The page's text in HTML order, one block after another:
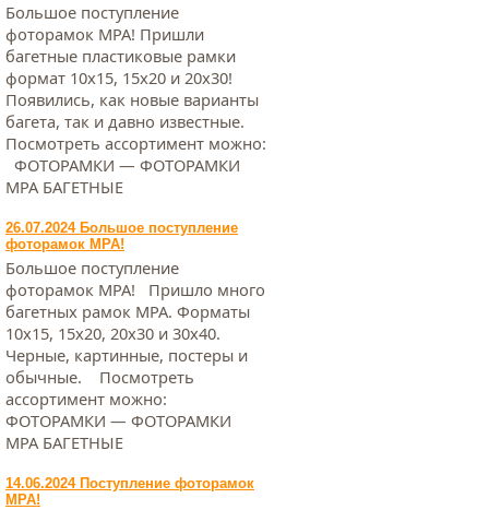
Большое поступление
фоторамок МРА! Пришли
багетные пластиковые рамки
формат 10х15, 15х20 и 20х30!
Появились, как новые варианты
багета, так и давно известные.
Посмотреть ассортимент можно:
ФОТОРАМКИ — ФОТОРАМКИ
МРА БАГЕТНЫЕ
26.07.2024 Большое поступление
фоторамок МРА!
Большое поступление
фоторамок МРА! Пришло много
багетных рамок МРА. Форматы
10х15, 15х20, 20х30 и 30х40.
Черные, картинные, постеры и
обычные. Посмотреть
ассортимент можно:
ФОТОРАМКИ — ФОТОРАМКИ
МРА БАГЕТНЫЕ
14.06.2024 Поступление фоторамок
МРА!